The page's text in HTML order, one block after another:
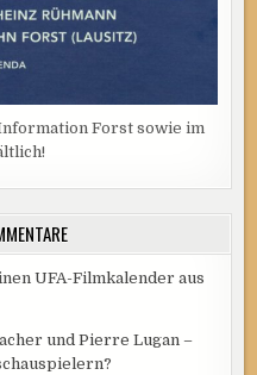
Forst sowie im
UFA-Filmkalender aus
und Pierre Lugan –